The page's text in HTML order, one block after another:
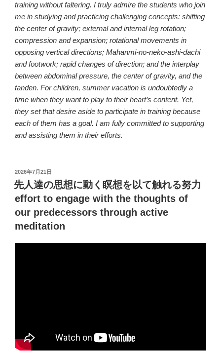
training without faltering. I truly admire the students who join
me in studying and practicing challenging concepts: shifting
the center of gravity; external and internal leg rotation;
compression and expansion; rotational movements in
opposing vertical directions; Mahanmi-no-neko-ashi-dachi
and footwork; rapid changes of direction; and the interplay
between abdominal pressure, the center of gravity, and the
tanden. For children, summer vacation is undoubtedly a
time when they want to play to their heart’s content. Yet,
they set that desire aside to participate in training because
each of them has a goal. I am fully committed to supporting
and assisting them in their efforts.
投
稿
日:
2026年7月21日
先人達の思想に動く瞑想を以て触れる努力
effort to engage with the thoughts of
our predecessors through active
meditation